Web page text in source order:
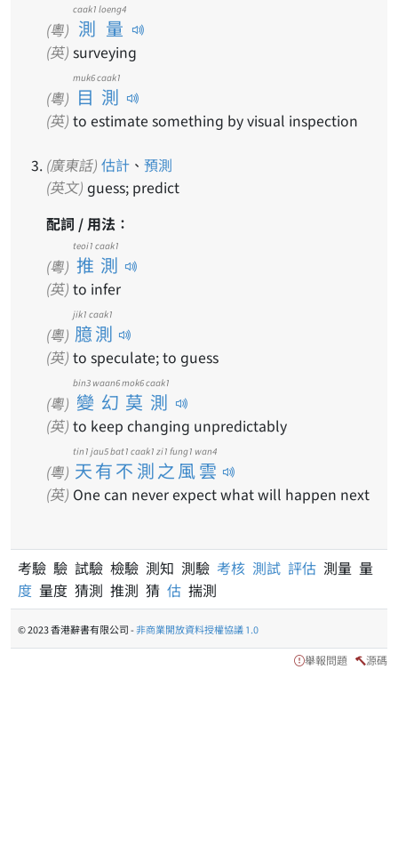
(粵) 測量
caak1 loeng4
(英) surveying
(粵) 目測
muk6 caak1
(英) to estimate something by visual inspection
(廣東話) 估計 、 預測
(英文) guess; predict
配詞 / 用法：
(粵) 推測
teoi1 caak1
(英) to infer
(粵) 臆測
jik1 caak1
(英) to speculate; to guess
(粵) 變幻莫測
bin3 waan6 mok6 caak1
(英) to keep changing unpredictably
(粵) 天有不測之風雲
tin1 jau5 bat1 caak1 zi1 fung1 wan4
(英) One can never expect what will happen next
考驗 驗 試驗 檢驗 測知 測驗 考核 測試 評估 測量 量
度 量度 猜測 推測 猜 估 揣測
© 2023 香港辭書有限公司 -非商業開放資料授權協議 1.0
舉報問題 源碼